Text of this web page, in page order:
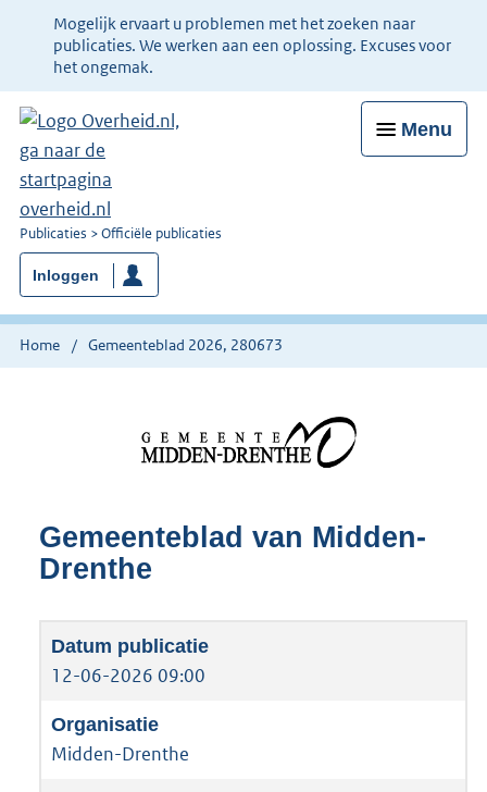
Ter
informatie:
Mogelijk ervaart u problemen met het zoeken naar
publicaties. We werken aan een oplossing. Excuses voor
het ongemak.
Menu
U
bent
nu
hier:
Publicaties Officiële publicaties
Inloggen
Home Gemeenteblad 2026, 280673
Gemeenteblad van Midden-
Drenthe
12-06-2026 09:00
Midden-Drenthe